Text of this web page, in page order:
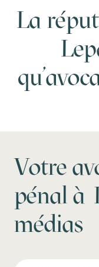
La
Votre
pénal à
médias